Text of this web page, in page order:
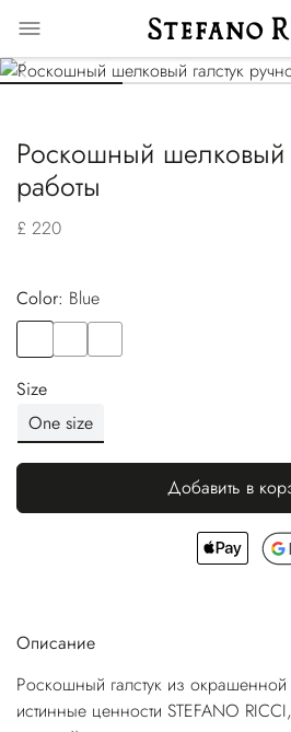
Роскошный шелковый
работы
£ 220
Color:
blue
Size
One size
Добавить в
Описание
Роскошный галстук из окрашенной
истинные ценности STEFANO